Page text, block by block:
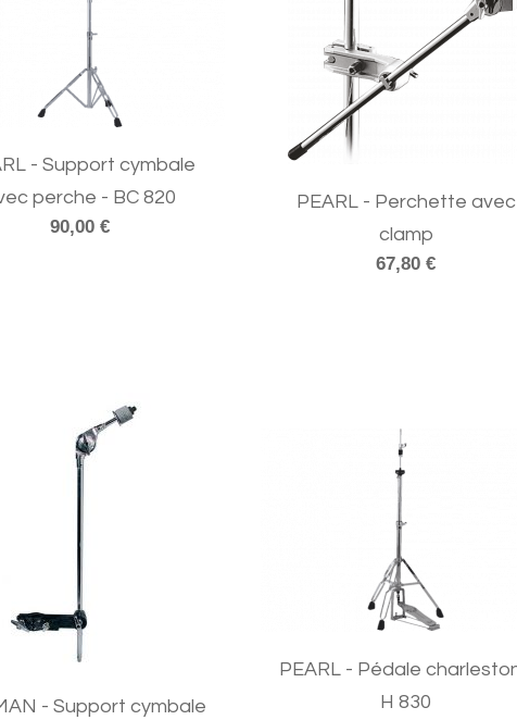
- Support cymbale
perche - BC 820
90,00 €
PEARL - Perchette avec
clamp
67,80 €
- Support cymbale
PEARL - Pédale
H 830